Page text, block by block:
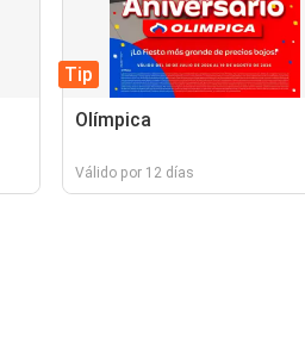
Tip
Olímpica
Válido por 12 días